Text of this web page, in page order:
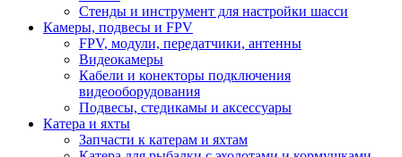
Стенды и инструмент для настройки шасси
Камеры, подвесы и FPV
FPV, модули, передатчики, антенны
Видеокамеры
Кабели и конекторы подключения
видеооборудования
Подвесы, стедикамы и аксессуары
Катера и яхты
Запчасти к катерам и яхтам